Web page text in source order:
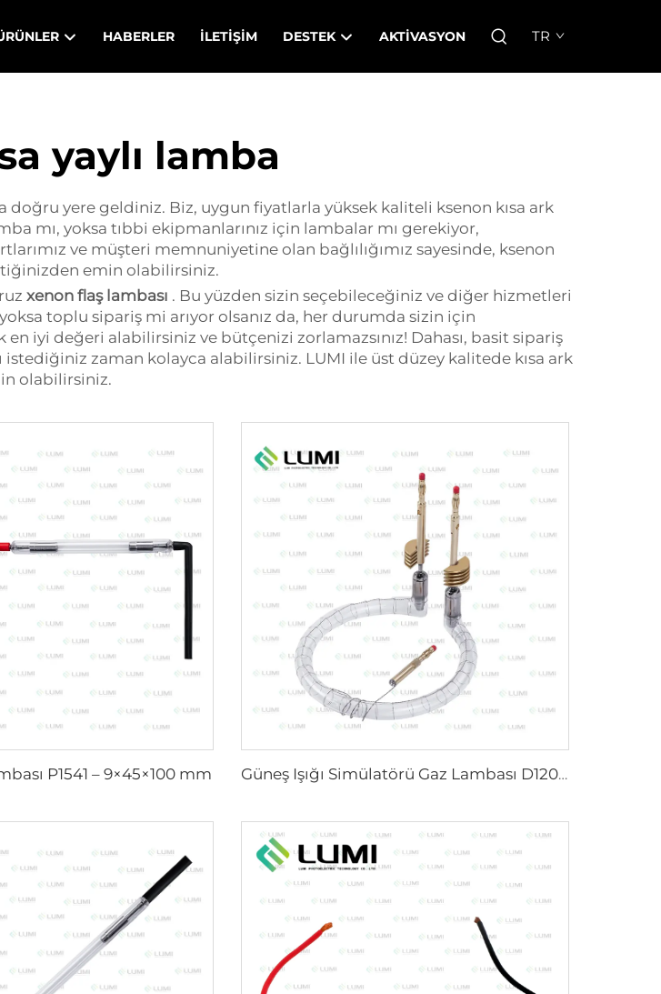
HABERLER İLETIŞIM DESTEK AKTIVASYON TR
yaylı lamba
doğru yere geldiniz. Biz, uygun fiyatlarla yüksek kaliteli ksenon kısa ark
mı, yoksa tıbbi ekipmanlarınız için lambalar mı gerekiyor,
ve müşteri memnuniyetine olan bağlılığımız sayesinde, ksenon
emin olabilirsiniz.
xenon flaş lambası . Bu yüzden sizin seçebileceğiniz ve diğer hizmetleri
toplu sipariş mi arıyor olsanız da, her durumda sizin için
en iyi değeri alabilirsiniz ve bütçenizi zorlamazsınız! Dahası, basit sipariş
istediğiniz zaman kolayca alabilirsiniz. LUMI ile üst düzey kalitede kısa ark
olabilirsiniz.
P1541 – 9×45×100 mm
Güneş Işığı Simülatörü Gaz Lambası D1200 – 10×110 mm